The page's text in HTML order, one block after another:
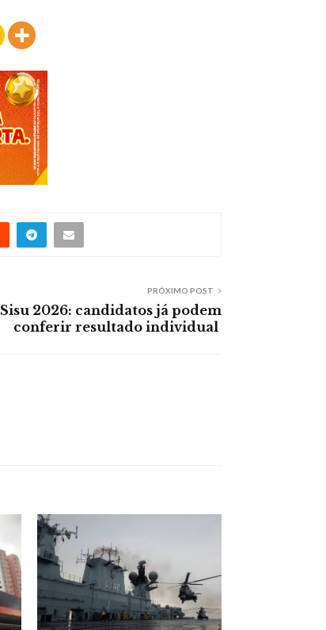
PRÓXIMO POST
Sisu 2026: candidatos já podem
conferir resultado individual